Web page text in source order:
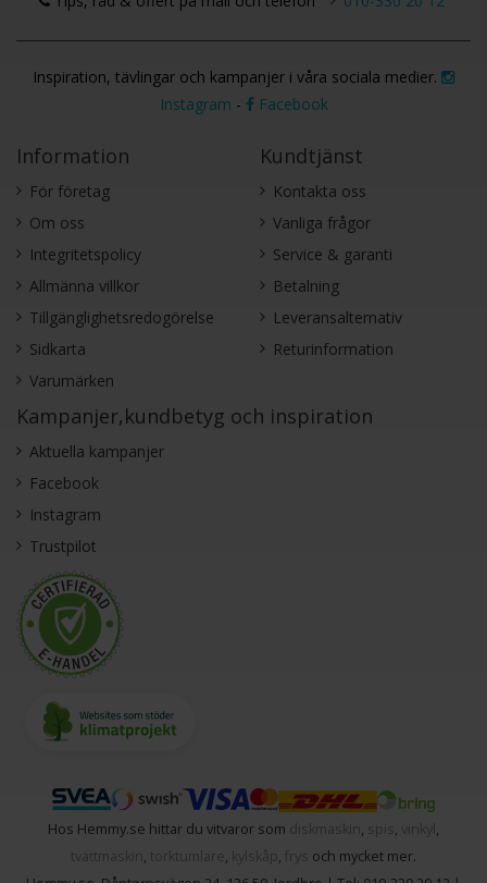
Inspiration, tävlingar och kampanjer i våra sociala medier.
Instagram - Facebook
Information
För företag
Om oss
Integritetspolicy
Allmänna villkor
Tillgänglighetsredogörelse
Sidkarta
Varumärken
Kundtjänst
Kontakta oss
Vanliga frågor
Service & garanti
Betalning
Leveransalternativ
Returinformation
Kampanjer,kundbetyg och inspiration
Aktuella kampanjer
Facebook
Instagram
Trustpilot
Hos Hemmy.se hittar du vitvaror som diskmaskin , spis , vinkyl ,
tvättmaskin , torktumlare , kylskåp , frys och mycket mer.